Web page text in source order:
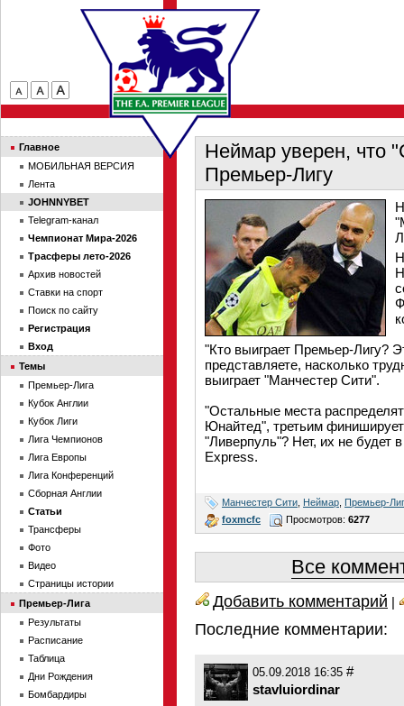
Неймар уверен, что
Премьер-Лигу
"Кто выиграет Премьер-Лигу?
представляете, насколько
выиграет "Манчестер Сити".
"Остальные места
Юнайтед", третьим
"Ливерпуль"? Нет, их не будет
Express.
Манчестер Сити Неймар Премьер-
foxmcfc
Просмотров: 6277
Все
Добавить комментарий |
Последние комментарии:
05.09.2018 16:35 #
stavluiordinar
Главное
МОБИЛЬНАЯ ВЕРСИЯ
Лента
JOHNNYBET
Telegram-канал
Чемпионат Мира-2026
Трасферы лето-2026
Архив новостей
Ставки на спорт
Поиск по сайту
Регистрация
Вход
Темы
Премьер-Лига
Кубок Англии
Кубок Лиги
Лига Чемпионов
Лига Европы
Лига Конференций
Сборная Англии
Статьи
Трансферы
Фото
Видео
Страницы истории
Премьер-Лига
Результаты
Расписание
Таблица
Дни Рождения
Бомбардиры